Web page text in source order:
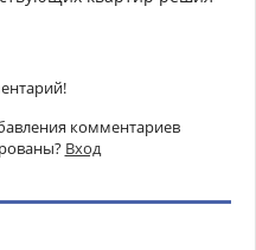
комментариев
Вход